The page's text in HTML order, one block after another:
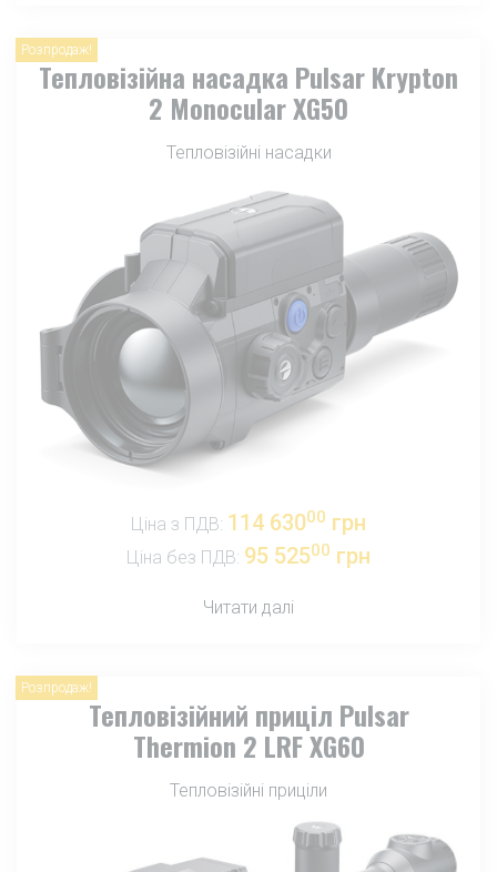
Розпродаж!
Тепловізійна насадка Pulsar Krypton
2 Monocular XG50
Тепловізійні насадки
Ціна з ПДВ: 114 63000 грн
Ціна без ПДВ: 95 52500 грн
Читати далі
Розпродаж!
Тепловізійний приціл Pulsar
Thermion 2 LRF XG60
Тепловізійні приціли